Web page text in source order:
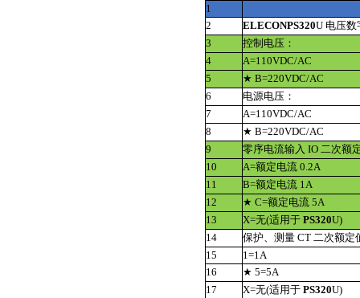
1
2
ELECONPS320U 电压数
3
控制电压：
4
A=110VDC/AC
5
★ B=220VDC/AC
6
电源电压：
7
A=110VDC/AC
8
★ B=220VDC/AC
9
零序电流输入 IO 二次额
10
A=额定电流 0.2A
11
B=额定电流 1A
12
★ C=额定电流 5A
13
X=无(适用于 PS320U)
14
保护、测量 CT 二次额定
15
1=1A
16
★ 5=5A
17
X=无(适用于 PS320U)